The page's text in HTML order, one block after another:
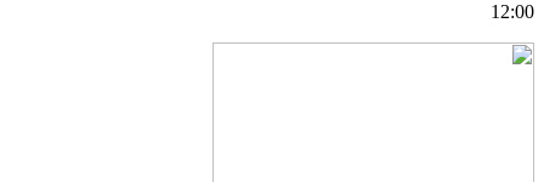
12:00